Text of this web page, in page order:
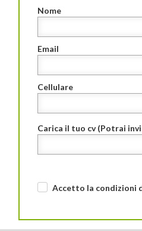
Nome
Email
Cellulare
Carica il tuo cv (Potrai
Accetto la condizioni